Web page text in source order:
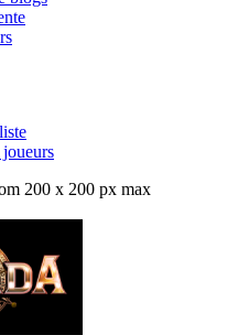
200 x 200 px max